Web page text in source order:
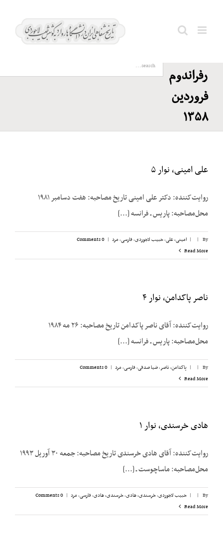
اسلامی
رفراندوم
فروردین
۱۳۵۸
Search
for:
علی امینی، نوار ۵
روایت‌کننده: دکتر علی امینی تاریخ مصاحبه: هفت دسامبر ۱۹۸۱
محل‌مصاحبه: پاریس ـ فرانسه [...]
By
|
| امینی، علی,حبیب لاجوردی,فارسی,مرد |
0 Comments
Read More
ناصر پاکدامن، نوار ۴
روایت‌کننده: آقای ناصر پاکدامن تاریخ مصاحبه: ۲۶ مه ۱۹۸۴
محل‌مصاحبه: پاریس ـ فرانسه [...]
By
|
| پاکدامن، ناصر,ضیا صدقی,فارسی,مرد |
0 Comments
Read More
هادی خرسندی، نوار ۱
روایت‌کننده: آقای هادی خرسندی تاریخ مصاحبه: جمعه ۳۰ آوریل ۱۹۹۳
محل‌مصاحبه: ماساچوست ـ [...]
By
|
| حبیب لاجوردی,خرسندی، هادی,خرسندی، هادی,فارسی,مرد |
0 Comments
Read More